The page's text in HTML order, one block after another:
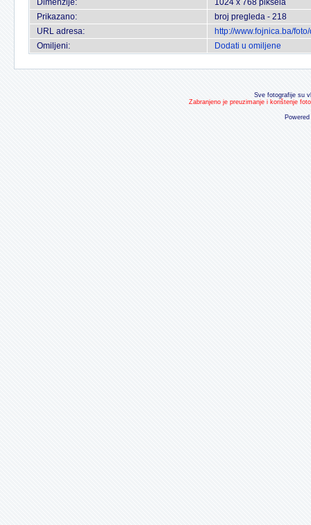
Dimenzije:
1024 x 768 piksela
Prikazano:
broj pregleda - 218
URL adresa:
http://www.fojnica.ba/
Omiljeni:
Dodati u omiljene
Sve fotografije su
Zabranjeno je preuzimanje i korištenje